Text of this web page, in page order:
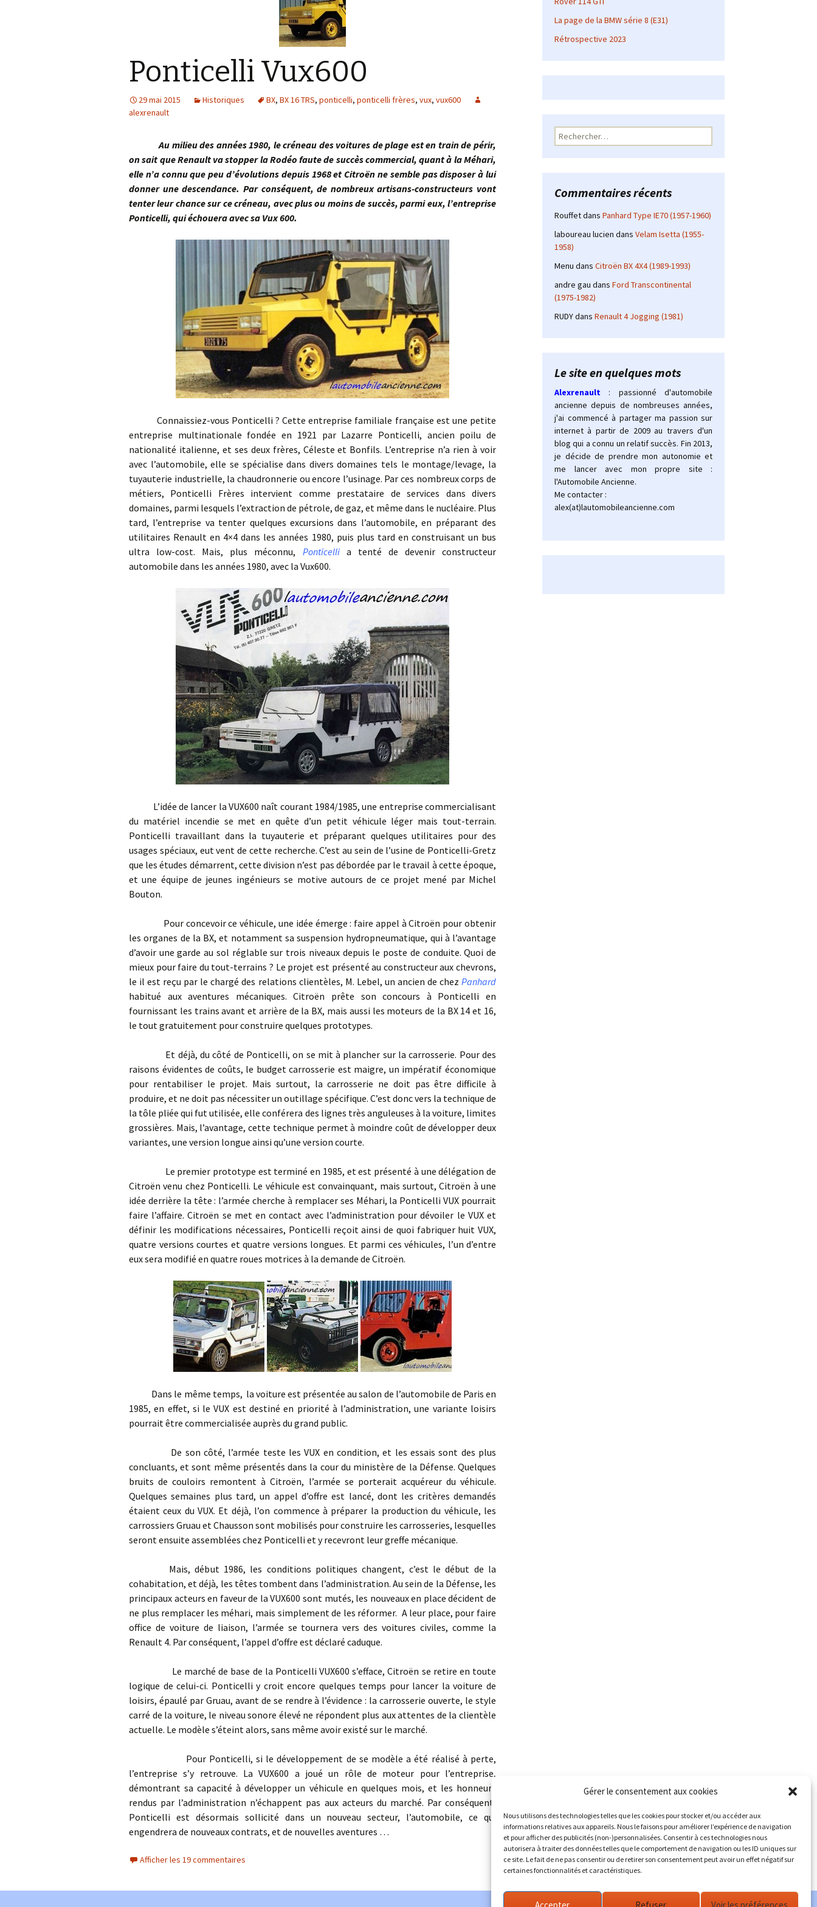
Gérer le consentement aux cookies
Nous utilisons des technologies telles que les cookies pour stocker et/ou accéder aux
informations relatives aux appareils. Nous le faisons pour améliorer l’expérience de navigation
et pour afficher des publicités (non-)personnalisées. Consentir à ces technologies nous
autorisera à traiter des données telles que le comportement de navigation ou les ID uniques sur
ce site. Le fait de ne pas consentir ou de retirer son consentement peut avoir un effet négatif sur
certaines fonctionnalités et caractéristiques.
Accepter Refuser Voir les préférences
Ponticelli Vux600
29 mai 2015 Historiques BX, BX 16 TRS, ponticelli, ponticelli frères, vux, vux600
alexrenault
Au milieu des années 1980, le créneau des voitures de plage est en train de périr,
on sait que Renault va stopper la Rodéo faute de succès commercial, quant à la Méhari,
elle n’a connu que peu d’évolutions depuis 1968 et Citroën ne semble pas disposer à lui
donner une descendance. Par conséquent, de nombreux artisans-constructeurs vont
tenter leur chance sur ce créneau, avec plus ou moins de succès, parmi eux, l’entreprise
Ponticelli, qui échouera avec sa Vux 600.
Connaissiez-vous Ponticelli ? Cette entreprise familiale française est une petite
entreprise multinationale fondée en 1921 par Lazarre Ponticelli, ancien poilu de
nationalité italienne, et ses deux frères, Céleste et Bonfils. L’entreprise n’a rien à voir
avec l’automobile, elle se spécialise dans divers domaines tels le montage/levage, la
tuyauterie industrielle, la chaudronnerie ou encore l’usinage. Par ces nombreux corps de
métiers, Ponticelli Frères intervient comme prestataire de services dans divers
domaines, parmi lesquels l’extraction de pétrole, de gaz, et même dans le nucléaire. Plus
tard, l’entreprise va tenter quelques excursions dans l’automobile, en préparant des
utilitaires Renault en 4×4 dans les années 1980, puis plus tard en construisant un bus
ultra low-cost. Mais, plus méconnu, Ponticellia tenté de devenir constructeur
automobile dans les années 1980, avec la Vux600.
L’idée de lancer la VUX600 naît courant 1984/1985, une entreprise commercialisant
du matériel incendie se met en quête d’un petit véhicule léger mais tout-terrain.
Ponticelli travaillant dans la tuyauterie et préparant quelques utilitaires pour des
usages spéciaux, eut vent de cette recherche. C’est au sein de l’usine de Ponticelli-Gretz
que les études démarrent, cette division n’est pas débordée par le travail à cette époque,
et une équipe de jeunes ingénieurs se motive autours de ce projet mené par Michel
Bouton.
Pour concevoir ce véhicule, une idée émerge : faire appel à Citroën pour obtenir
les organes de la BX, et notamment sa suspension hydropneumatique, qui à l’avantage
d’avoir une garde au sol réglable sur trois niveaux depuis le poste de conduite. Quoi de
mieux pour faire du tout-terrains ? Le projet est présenté au constructeur aux chevrons,
le il est reçu par le chargé des relations clientèles, M. Lebel, un ancien de chez Panhard
habitué aux aventures mécaniques. Citroën prête son concours à Ponticelli en
fournissant les trains avant et arrière de la BX, mais aussi les moteurs de la BX 14 et 16,
le tout gratuitement pour construire quelques prototypes.
Et déjà, du côté de Ponticelli, on se mit à plancher sur la carrosserie. Pour des
raisons évidentes de coûts, le budget carrosserie est maigre, un impératif économique
pour rentabiliser le projet. Mais surtout, la carrosserie ne doit pas être difficile à
produire, et ne doit pas nécessiter un outillage spécifique. C’est donc vers la technique de
la tôle pliée qui fut utilisée, elle conférera des lignes très anguleuses à la voiture, limites
grossières. Mais, l’avantage, cette technique permet à moindre coût de développer deux
variantes, une version longue ainsi qu’une version courte.
Le premier prototype est terminé en 1985, et est présenté à une délégation de
Citroën venu chez Ponticelli. Le véhicule est convainquant, mais surtout, Citroën à une
idée derrière la tête : l’armée cherche à remplacer ses Méhari, la Ponticelli VUX pourrait
faire l’affaire. Citroën se met en contact avec l’administration pour dévoiler le VUX et
définir les modifications nécessaires, Ponticelli reçoit ainsi de quoi fabriquer huit VUX,
quatre versions courtes et quatre versions longues. Et parmi ces véhicules, l’un d’entre
eux sera modifié en quatre roues motrices à la demande de Citroën.
Dans le même temps, la voiture est présentée au salon de l’automobile de Paris en
1985, en effet, si le VUX est destiné en priorité à l’administration, une variante loisirs
pourrait être commercialisée auprès du grand public.
De son côté, l’armée teste les VUX en condition, et les essais sont des plus
concluants, et sont même présentés dans la cour du ministère de la Défense. Quelques
bruits de couloirs remontent à Citroën, l’armée se porterait acquéreur du véhicule.
Quelques semaines plus tard, un appel d’offre est lancé, dont les critères demandés
étaient ceux du VUX. Et déjà, l’on commence à préparer la production du véhicule, les
carrossiers Gruau et Chausson sont mobilisés pour construire les carrosseries, lesquelles
seront ensuite assemblées chez Ponticelli et y recevront leur greffe mécanique.
Mais, début 1986, les conditions politiques changent, c’est le début de la
cohabitation, et déjà, les têtes tombent dans l’administration. Au sein de la Défense, les
principaux acteurs en faveur de la VUX600 sont mutés, les nouveaux en place décident de
ne plus remplacer les méhari, mais simplement de les réformer. A leur place, pour faire
office de voiture de liaison, l’armée se tournera vers des voitures civiles, comme la
Renault 4. Par conséquent, l’appel d’offre est déclaré caduque.
Le marché de base de la Ponticelli VUX600 s’efface, Citroën se retire en toute
logique de celui-ci. Ponticelli y croit encore quelques temps pour lancer la voiture de
loisirs, épaulé par Gruau, avant de se rendre à l’évidence : la carrosserie ouverte, le style
carré de la voiture, le niveau sonore élevé ne répondent plus aux attentes de la clientèle
actuelle. Le modèle s’éteint alors, sans même avoir existé sur le marché.
Pour Ponticelli, si le développement de se modèle a été réalisé à perte,
l’entreprise s’y retrouve. La VUX600 a joué un rôle de moteur pour l’entreprise,
démontrant sa capacité à développer un véhicule en quelques mois, et les honneurs
rendus par l’administration n’échappent pas aux acteurs du marché. Par conséquent,
Ponticelli est désormais sollicité dans un nouveau secteur, l’automobile, ce qui
engendrera de nouveaux contrats, et de nouvelles aventures …
Afficher les 19 commentaires
La page de la BMW série 8 (E31)
Rétrospective 2023
Rechercher :
Commentaires récents
Rouffetdans Panhard Type IE70 (1957-1960)
laboureau lucien dans Velam Isetta (1955-
1958)
Menu dans Citroën BX 4X4 (1989-1993)
andre gau dans Ford Transcontinental
(1975-1982)
RUDYdans Renault 4 Jogging (1981)
Le site en quelques mots
Alexrenault
: passionné d'automobile
ancienne depuis de nombreuses années,
j'ai commencé à partager ma passion sur
internet à partir de 2009 au travers d'un
blog qui a connu un relatif succès. Fin 2013,
je décide de prendre mon autonomie et
me lancer avec mon propre site :
l'Automobile Ancienne.
Me contacter :
alex(at)lautomobileancienne.com